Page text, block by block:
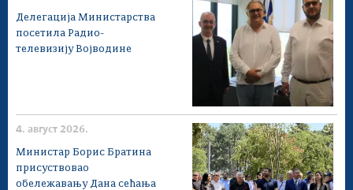
Делегација Министарства
посетила Радио-
телевизију Војводине
4. август 2026.
Министар Борис Братина
присуствовао
обележавању Дана сећања